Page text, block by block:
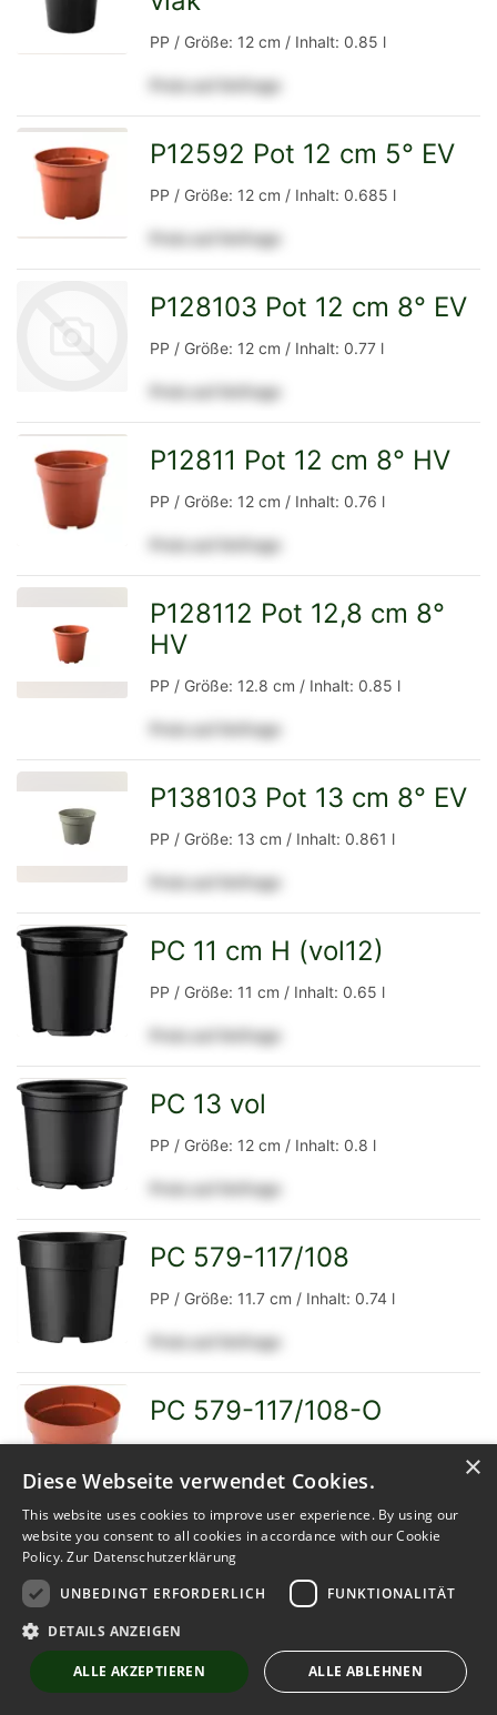
PP / Größe: 12 cm / Inhalt: 0.85 l
Preis auf Anfrage
Detailseite
P12592 Pot 12 cm 5° EV
PP / Größe: 12 cm / Inhalt: 0.685 l
Preis auf Anfrage
zur
P128103 Pot 12 cm 8° EV
PP / Größe: 12 cm / Inhalt: 0.77 l
Preis auf Anfrage
Detailseite
P12811 Pot 12 cm 8° HV
PP / Größe: 12 cm / Inhalt: 0.76 l
Preis auf Anfrage
P128112 Pot 12,8 cm 8°
HV
PP / Größe: 12.8 cm / Inhalt: 0.85 l
Preis auf Anfrage
Detailseite
P138103 Pot 13 cm 8° EV
PP / Größe: 13 cm / Inhalt: 0.861 l
Preis auf Anfrage
Detailseite
PC 11 cm H (vol12)
PP / Größe: 11 cm / Inhalt: 0.65 l
Preis auf Anfrage
Detailseite
PC 13 vol
PP / Größe: 12 cm / Inhalt: 0.8 l
Preis auf Anfrage
Detailseite
PC 579-117/108
PP / Größe: 11.7 cm / Inhalt: 0.74 l
Preis auf Anfrage
Detailseite
PC 579-117/108-O
Preis auf Anfrage
zur
Pot 10 cm 5°
PP / Größe: 10 cm / Inhalt: 0.4 l
Preis auf Anfrage
×
Diese Webseite verwendet Cookies.
This website uses cookies to improve user experience. By using our
website you consent to all cookies in accordance with our Cookie
Policy.Zur Datenschutzerklärung
UNBEDINGT ERFORDERLICH
FUNKTIONALITÄT
DETAILS ANZEIGEN
ALLE AKZEPTIEREN ALLE ABLEHNEN